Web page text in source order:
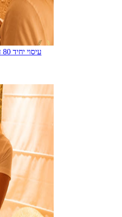
עיסוי יחיד 80 דקות + טיפול הזנה לפנים/רגליים